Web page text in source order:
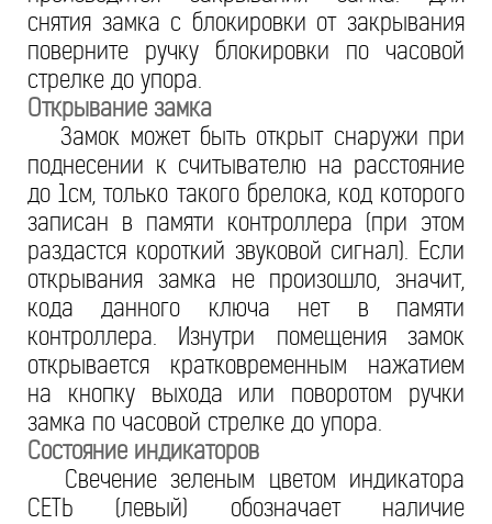
снятия замка с блокировки от закрывания
поверните ручку блокировки по часовой
стрелке до упора.
Открывание замка
Замок может быть открыт снаружи при
поднесении к считывателю на расстояние
до 1см, только такого брелока, код которого
записан в памяти контроллера (при этом
раздастся короткий звуковой сигнал). Если
открывания замка не произошло, значит,
кода данного ключа нет в памяти
контроллера. Изнутри помещения замок
открывается кратковременным нажатием
на кнопку выхода или поворотом ручки
замка по часовой стрелке до упора.
Состояние индикаторов
Свечение зеленым цветом индикатора
СЕТЬ (левый) обозначает наличие